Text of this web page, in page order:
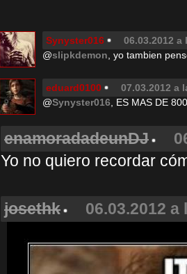
Synyster016
06.03.2012 a
@slipkdemon , yo tambien
eduard0100
07.03.2012 a
@Synyster016 , ES MAS DE
enamoradadeunDJ
Yo no quiero recordar
josethk 06.03.2012 a